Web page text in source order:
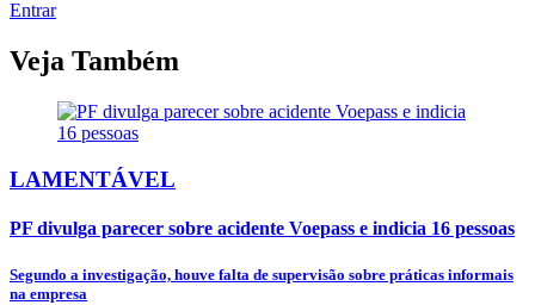
Entrar
Veja Também
LAMENTÁVEL
PF divulga parecer sobre acidente Voepass e indicia 16 pessoas
Segundo a investigação, houve falta de supervisão sobre práticas informais
na empresa